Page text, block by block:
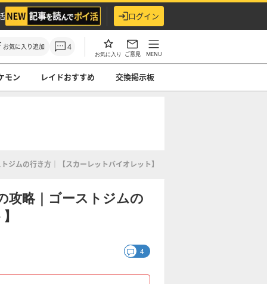
ログイン
お気に入り追加 4
お気に入り ご意見 MENU
モン レイドおすすめ 交換掲示板
ジムの行き方｜【スカーレットバイオレット】
攻略｜ゴーストジムの
4